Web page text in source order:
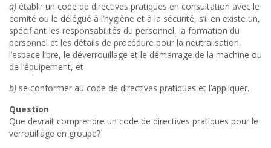
a) établir un code de directives pratiques en consultation avec le
comité ou le délégué à l’hygiène et à la sécurité, s’il en existe un,
spécifiant les responsabilités du personnel, la formation du
personnel et les détails de procédure pour la neutralisation,
l’espace libre, le déverrouillage et le démarrage de la machine ou
de l’équipement, et
b) se conformer au code de directives pratiques et l’appliquer.
Question
Que devrait comprendre un code de directives pratiques pour le
verrouillage en groupe?